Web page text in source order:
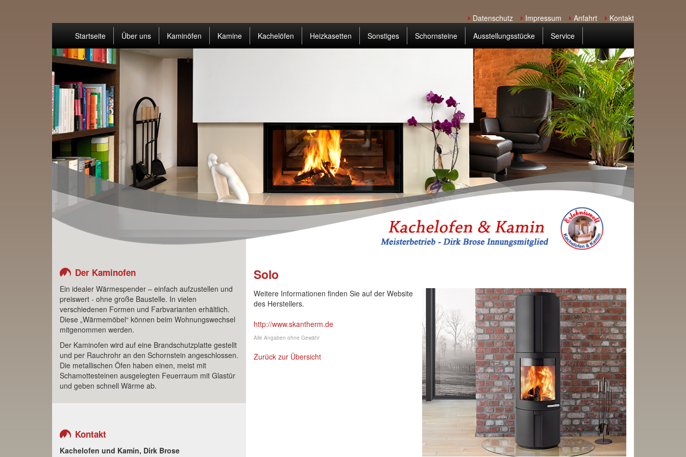
Datenschutz Impressum Anfahrt
Kontakt
Startseite
Über uns Kaminöfen Kamine Kachelöfen Heizkasetten Sonstiges Schornsteine Ausstellungsstücke Service
Solo
Weitere Informationen finden Sie auf der Website
des Herstellers.
http://www.skantherm.de
Alle Angaben ohne Gewähr
Zurück zur Übersicht
Der Kaminofen
Ein idealer Wärmespender – einfach aufzustellen und
preiswert - ohne große Baustelle. In vielen
verschiedenen Formen und Farbvarianten erhältlich.
Diese „Wärmemöbel“ können beim Wohnungswechsel
mitgenommen werden.
Der Kaminofen wird auf eine Brandschutzplatte gestellt
und per Rauchrohr an den Schornstein angeschlossen.
Die metallischen Öfen haben einen, meist mit
Schamottesteinen ausgelegten Feuerraum mit Glastür
und geben schnell Wärme ab.
Kontakt
Kachelofen und Kamin, Dirk Brose